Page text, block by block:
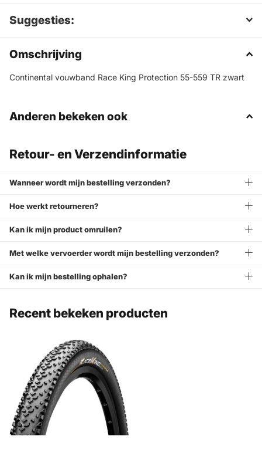
Suggesties:
Omschrijving
Continental vouwband Race King Protection 55-559 TR zwart
Anderen bekeken ook
Retour- en Verzendinformatie
Wanneer wordt mijn bestelling verzonden?
Hoe werkt retourneren?
Kan ik mijn product omruilen?
Met welke vervoerder wordt mijn bestelling verzonden?
Kan ik mijn bestelling ophalen?
Recent bekeken producten